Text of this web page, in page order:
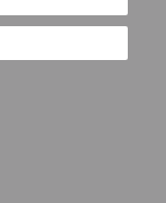
nueva ventana))